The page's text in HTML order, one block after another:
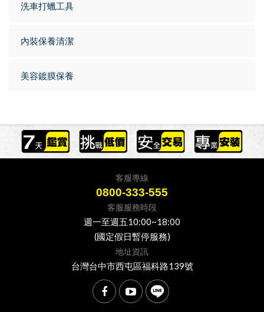
洗車打蠟工具
內裝保養清潔
美容鍍膜保養
客服專線
0800-333-555
客服服務時段
週一至週五10:00~18:00
(國定假日暫停服務)
地址資訊
台灣台中市西屯區福科路139號